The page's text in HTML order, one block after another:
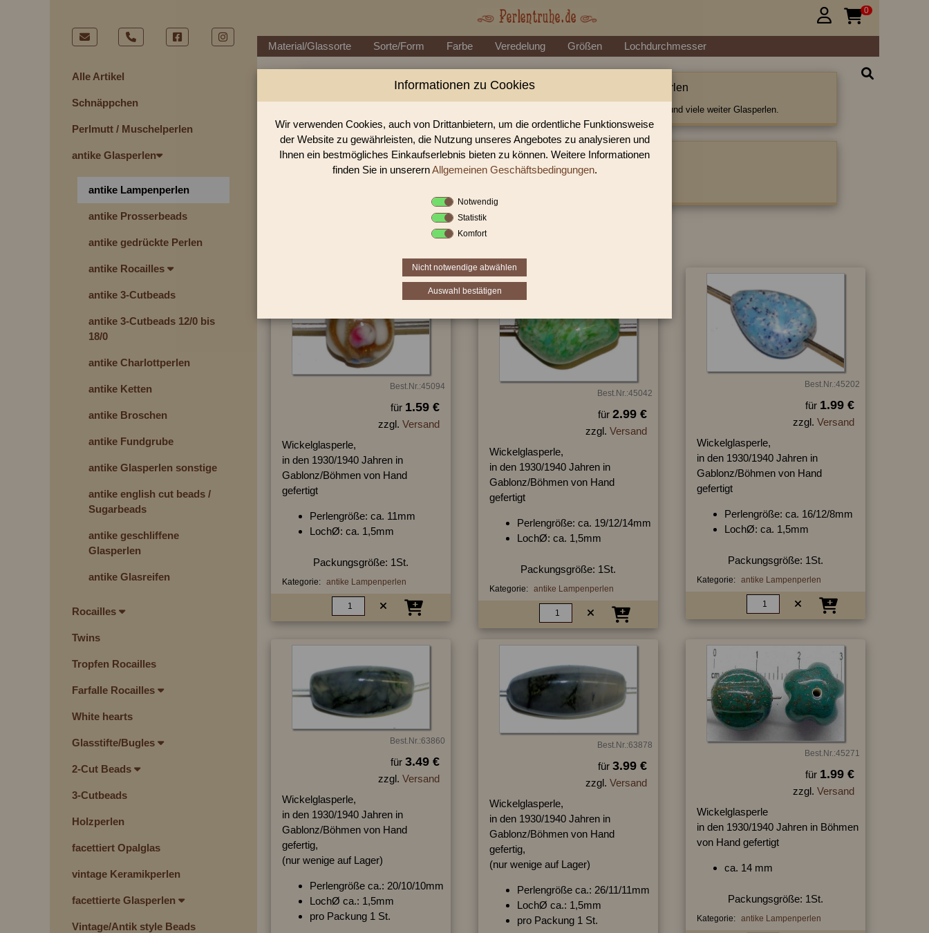
Alle Artikel
Schnäppchen
Perlmutt / Muschelperlen
antike Glasperlen
antike Lampenperlen
antike Prosserbeads
antike gedrückte Perlen
antike Rocailles
antike 3-Cutbeads
antike 3-Cutbeads 12/0 bis
18/0
antike Charlottperlen
antike Ketten
antike Broschen
antike Fundgrube
antike Glasperlen sonstige
antike english cut beads /
Sugarbeads
antike geschliffene
Glasperlen
antike Glasreifen
Rocailles
Twins
Tropfen Rocailles
Farfalle Rocailles
White hearts
Glasstifte/Bugles
2-Cut Beads
3-Cutbeads
Holzperlen
facettiert Opalglas
vintage Keramikperlen
facettierte Glasperlen
Vintage/Antik style Beads
 0
Material/Glassorte Sorte/Form Farbe Veredelung Größen Lochdurchmesser
Perlen Shop für antike Glasperlen Lampenperlen
In unserem Perlen Shop finden sie zahlreich antike Glasperlen Lampenperlen und viele weiter Glasperlen.
Sie befinden sich in folgender Kategorie:
antike Lampenperlen
Best.Nr.:45094
für 1.59 €
zzgl. Versand
Wickelglasperle,
in den 1930/1940 Jahren in
Gablonz/Böhmen von Hand
gefertigt
Perlengröße: ca. 11mm
LochØ: ca. 1,5mm
Packungsgröße: 1St.
Kategorie: antike Lampenperlen
Best.Nr.:45042
für 2.99 €
zzgl. Versand
Wickelglasperle,
in den 1930/1940 Jahren in
Gablonz/Böhmen von Hand
gefertigt
Perlengröße: ca. 19/12/14mm
LochØ: ca. 1,5mm
Packungsgröße: 1St.
Kategorie: antike Lampenperlen
Best.Nr.:45202
für 1.99 €
zzgl. Versand
Wickelglasperle,
in den 1930/1940 Jahren in
Gablonz/Böhmen von Hand
gefertigt
Perlengröße: ca. 16/12/8mm
LochØ: ca. 1,5mm
Packungsgröße: 1St.
Kategorie: antike Lampenperlen
Best.Nr.:63860
für 3.49 €
zzgl. Versand
Wickelglasperle,
in den 1930/1940 Jahren in
Gablonz/Böhmen von Hand
gefertig,
(nur wenige auf Lager)
Perlengröße ca.: 20/10/10mm
LochØ ca.: 1,5mm
pro Packung 1 St.
Best.Nr.:63878
für 3.99 €
zzgl. Versand
Wickelglasperle,
in den 1930/1940 Jahren in
Gablonz/Böhmen von Hand
gefertig,
(nur wenige auf Lager)
Perlengröße ca.: 26/11/11mm
LochØ ca.: 1,5mm
pro Packung 1 St.
Best.Nr.:45271
für 1.99 €
zzgl. Versand
Wickelglasperle
in den 1930/1940 Jahren in Böhmen
von Hand gefertigt
ca. 14 mm
Packungsgröße: 1St.
Kategorie: antike Lampenperlen
Informationen zu Cookies
Wir verwenden Cookies, auch von Drittanbietern, um die ordentliche Funktionsweise
der Website zu gewährleisten, die Nutzung unseres Angebotes zu analysieren und
Ihnen ein bestmögliches Einkaufserlebnis bieten zu können. Weitere Informationen
finden Sie in unserernAllgemeinen Geschäftsbedingungen.
Notwendig
Statistik
Komfort
Nicht notwendige abwählen
Auswahl bestätigen